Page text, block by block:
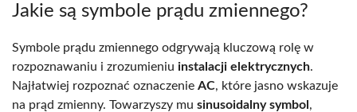
Jakie są symbole prądu zmiennego?
Symbole prądu zmiennego odgrywają kluczową rolę w
rozpoznawaniu i zrozumieniu instalacji elektrycznych.
Najłatwiej rozpoznać oznaczenie AC, które jasno wskazuje
na prąd zmienny. Towarzyszy mu sinusoidalny symbol ,